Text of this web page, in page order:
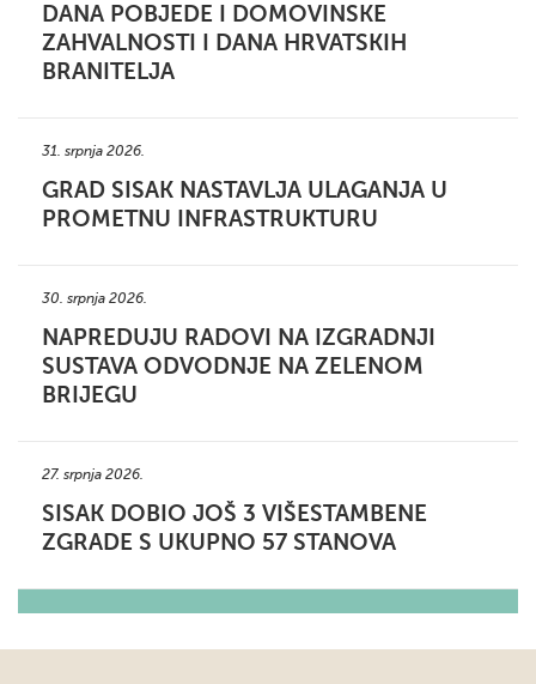
DANA POBJEDE I DOMOVINSKE
ZAHVALNOSTI I DANA HRVATSKIH
BRANITELJA
31. srpnja 2026.
GRAD SISAK NASTAVLJA ULAGANJA U
PROMETNU INFRASTRUKTURU
30. srpnja 2026.
NAPREDUJU RADOVI NA IZGRADNJI
SUSTAVA ODVODNJE NA ZELENOM
BRIJEGU
27. srpnja 2026.
SISAK DOBIO JOŠ 3 VIŠESTAMBENE
ZGRADE S UKUPNO 57 STANOVA